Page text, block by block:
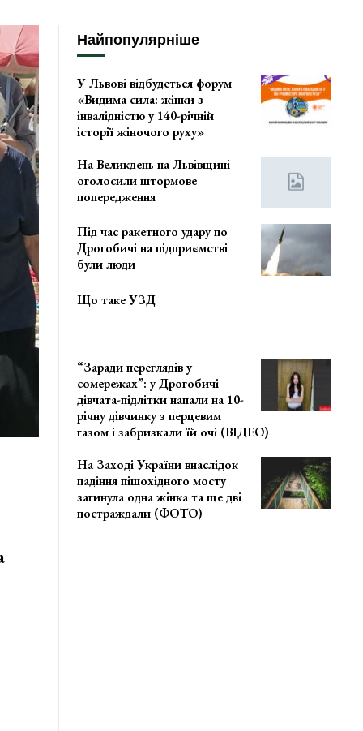
Найпопулярніше
У Львові відбудеться форум
«Видима сила: жінки з
інвалідністю у 140-річній
історії жіночого руху»
На Великдень на Львівщині
оголосили штормове
попередження
Під час ракетного удару по
Дрогобичі на підприємстві
були люди
Що таке УЗД
“Заради переглядів у
сомережах”: у Дрогобичі
дівчата-підлітки напали на 10-
річну дівчинку з перцевим
газом і забризкали їй очі (ВІДЕО)
На Заході України внаслідок
падіння пішохідного мосту
загинула одна жінка та ще дві
постраждали (ФОТО)